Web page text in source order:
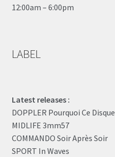
12:00am – 6:00pm
LABEL
Latest releases :
DOPPLER Pourquoi Ce
MIDLIFE 3mm57
COMMANDO Soir Après Soir
SPORT In Waves